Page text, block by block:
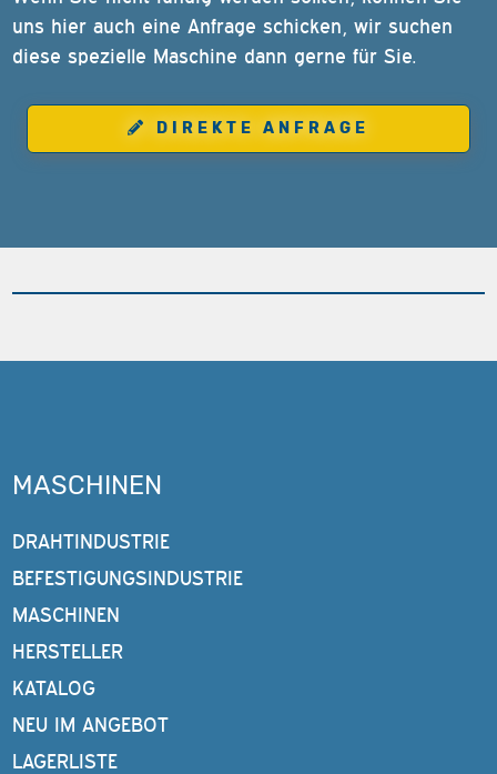
uns hier auch eine Anfrage schicken, wir suchen
diese spezielle Maschine dann gerne für Sie.
DIREKTE ANFRAGE
MASCHINEN
DRAHTINDUSTRIE
BEFESTIGUNGSINDUSTRIE
MASCHINEN
HERSTELLER
KATALOG
NEU IM ANGEBOT
LAGERLISTE